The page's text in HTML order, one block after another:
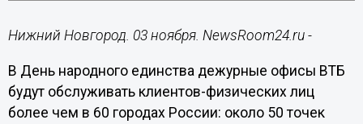
Нижний Новгород. 03 ноября. NewsRoom24.ru -
В День народного единства дежурные офисы ВТБ
будут обслуживать клиентов-физических лиц
более чем в 60 городах России: около 50 точек